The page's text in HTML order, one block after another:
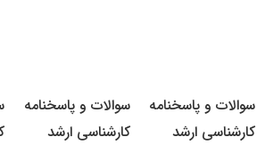
سوالات و پاسخنامه
کارشناسی ارشد
سوالات و پاسخنامه
کارشناسی ارشد